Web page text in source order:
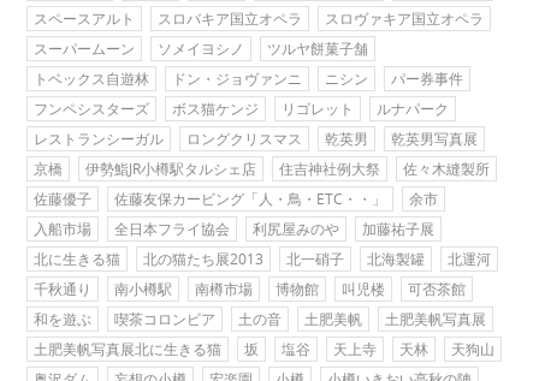
スペースアルト
スロバキア国立オペラ
スロヴァキア国立オペラ
スーパームーン
ソメイヨシノ
ツルヤ餅菓子舗
トベックス自遊林
ドン・ジョヴァンニ ニシン
パー券事件
フンペシスターズ
ボス猫ケンジ リゴレット
ルナパーク
レストランシーガル
ロングクリスマス 乾英男
乾英男写真展
京橋
伊勢鮨JR小樽駅タルシェ店 住吉神社例大祭
佐々木縫製所
佐藤優子
佐藤友保カービング「人・鳥・ETC・・」
余市
入船市場
全日本フライ協会 利尻屋みのや
加藤祐子展
北に生きる猫
北の猫たち展2013 北一硝子 北海製罐
北運河
千秋通り
南小樽駅 南樽市場 博物館 叫児楼
可否茶館
和を遊ぶ
喫茶コロンビア 土の音 土肥美帆
土肥美帆写真展
土肥美帆写真展北に生きる猫
坂 塩谷 天上寺 天林
天狗山